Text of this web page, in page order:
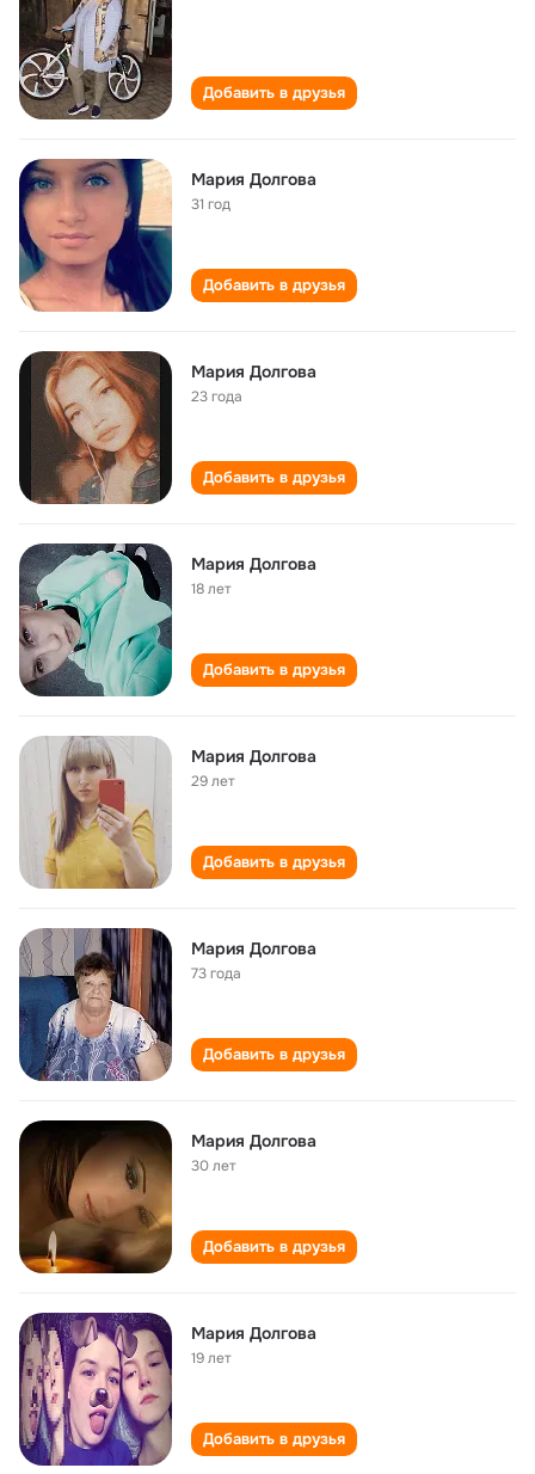
Добавить в друзья
Мария Долгова
31 год
Добавить в друзья
Мария Долгова
23 года
Добавить в друзья
Мария Долгова
18 лет
Добавить в друзья
Мария Долгова
29 лет
Добавить в друзья
Мария Долгова
73 года
Добавить в друзья
Мария Долгова
30 лет
Добавить в друзья
Мария Долгова
19 лет
Добавить в друзья